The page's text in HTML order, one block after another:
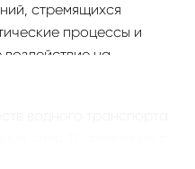
стремящихся
процессы и
на